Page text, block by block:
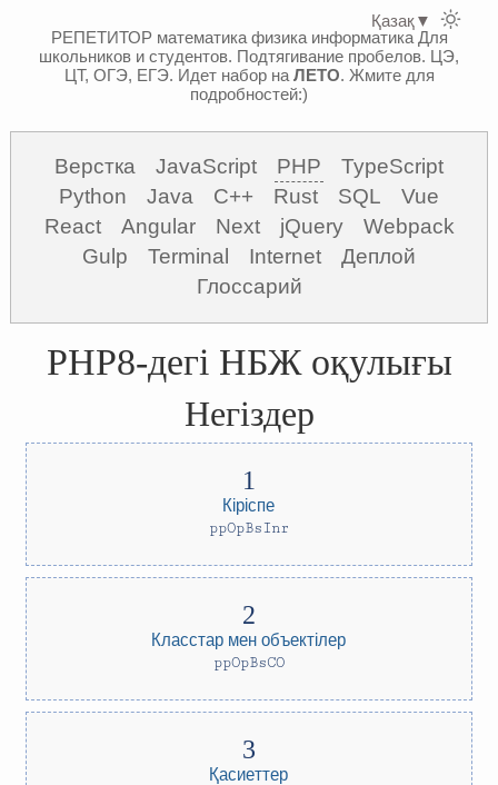
РЕПЕТИТОР математика физика информатикаДля
школьников и студентов. Подтягивание пробелов. ЦЭ,
ЦТ, ОГЭ, ЕГЭ. Идет набор на ЛЕТО. Жмите для
подробностей:)
Верстка JavaScript PHP
TypeScript
Python
Java C++ Rust SQL
Vue
React
Angular Next jQuery
Webpack
Gulp
Terminal Internet
Деплой
Глоссарий
PHP8-дегі НБЖ оқулығы
Негіздер
Кіріспе
ppOpBsInr
Класстар мен объектілер
ppOpBsCO
Қасиеттер
Қазақ▼